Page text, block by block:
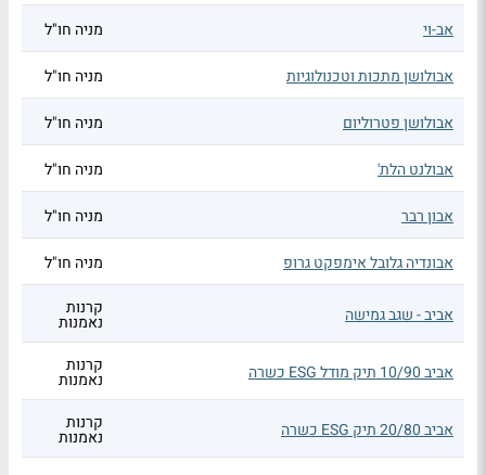
אב-וי מניה חו"ל
אבולושן מתכות וטכנולוגיות מניה חו"ל
אבולושן פטרוליום מניה חו"ל
אבולנט הלת' מניה חו"ל
אבון רבר מניה חו"ל
אבונדיה גלובל אימפקט גרופ מניה חו"ל
אביב - שגב גמישה קרנות
נאמנות
אביב 10/90 תיק מודל ESG כשרה קרנות
נאמנות
אביב 20/80 תיק ESG כשרה קרנות
נאמנות